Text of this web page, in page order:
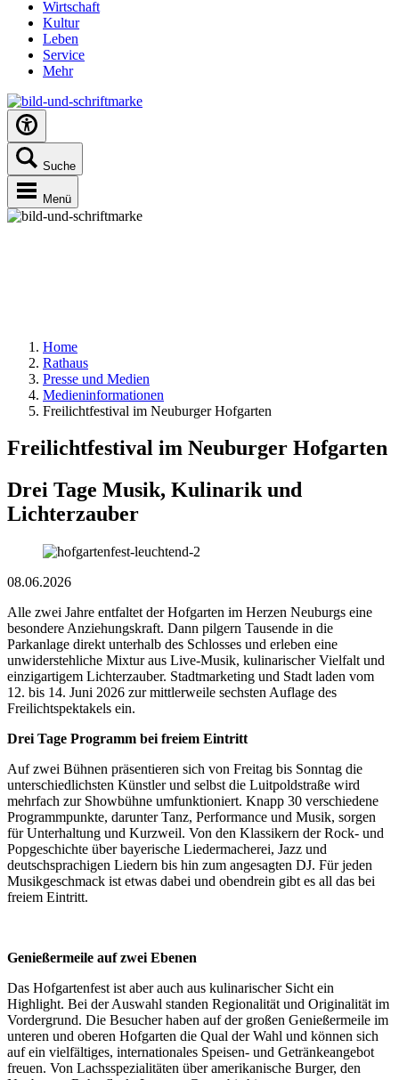
Wirtschaft
Kultur
Leben
Service
Mehr
Suche
Menü
Home
Rathaus
Presse und Medien
Medieninformationen
Freilichtfestival im Neuburger Hofgarten
Freilichtfestival im Neuburger Hofgarten
Drei Tage Musik, Kulinarik und
Lichterzauber
08.06.2026
Alle zwei Jahre entfaltet der Hofgarten im Herzen Neuburgs eine
besondere Anziehungskraft. Dann pilgern Tausende in die
Parkanlage direkt unterhalb des Schlosses und erleben eine
unwiderstehliche Mixtur aus Live-Musik, kulinarischer Vielfalt und
einzigartigem Lichterzauber. Stadtmarketing und Stadt laden vom
12. bis 14. Juni 2026 zur mittlerweile sechsten Auflage des
Freilichtspektakels ein.
Drei Tage Programm bei freiem Eintritt
Auf zwei Bühnen präsentieren sich von Freitag bis Sonntag die
unterschiedlichsten Künstler und selbst die Luitpoldstraße wird
mehrfach zur Showbühne umfunktioniert. Knapp 30 verschiedene
Programmpunkte, darunter Tanz, Performance und Musik, sorgen
für Unterhaltung und Kurzweil. Von den Klassikern der Rock- und
Popgeschichte über bayerische Liedermacherei, Jazz und
deutschsprachigen Liedern bis hin zum angesagten DJ. Für jeden
Musikgeschmack ist etwas dabei und obendrein gibt es all das bei
freiem Eintritt.
Genießermeile auf zwei Ebenen
Das Hofgartenfest ist aber auch aus kulinarischer Sicht ein
Highlight. Bei der Auswahl standen Regionalität und Originalität im
Vordergrund. Die Besucher haben auf der großen Genießermeile im
unteren und oberen Hofgarten die Qual der Wahl und können sich
auf ein vielfältiges, internationales Speisen- und Getränkeangebot
freuen. Von Lachsspezialitäten über amerikanische Burger, den